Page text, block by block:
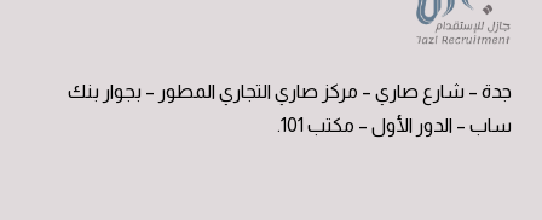
جدة – شارع صاري – مركز صاري التجاري المطور – بجوار بنك
ساب – الدور الأول – مكتب 101.